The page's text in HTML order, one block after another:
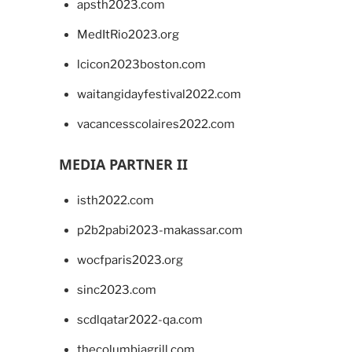
apsth2023.com
MedItRio2023.org
lcicon2023boston.com
waitangidayfestival2022.com
vacancesscolaires2022.com
MEDIA PARTNER II
isth2022.com
p2b2pabi2023-makassar.com
wocfparis2023.org
sinc2023.com
scdlqatar2022-qa.com